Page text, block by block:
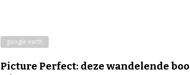
google earth
Picture Perfect: deze wandelende